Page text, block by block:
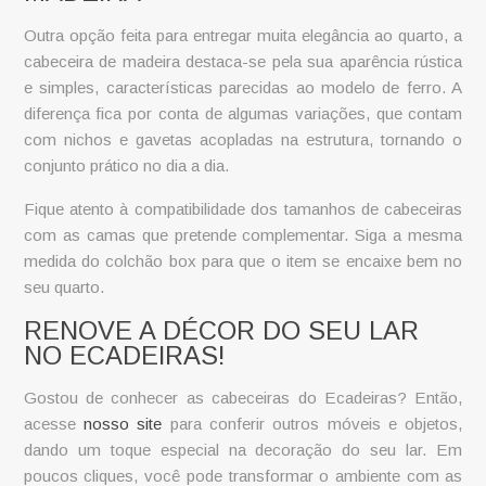
Outra opção feita para entregar muita elegância ao quarto, a
cabeceira de madeira destaca-se pela sua aparência rústica
e simples, características parecidas ao modelo de ferro. A
diferença fica por conta de algumas variações, que contam
com nichos e gavetas acopladas na estrutura, tornando o
conjunto prático no dia a dia.
Fique atento à compatibilidade dos tamanhos de cabeceiras
com as camas que pretende complementar. Siga a mesma
medida do colchão box para que o item se encaixe bem no
seu quarto.
RENOVE A DÉCOR DO SEU LAR
NO ECADEIRAS!
Gostou de conhecer as cabeceiras do Ecadeiras? Então,
acesse nosso site para conferir outros móveis e objetos,
dando um toque especial na decoração do seu lar. Em
poucos cliques, você pode transformar o ambiente com as